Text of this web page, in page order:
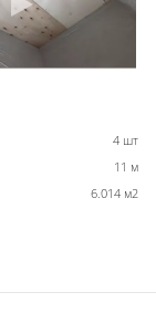
4 шт
11 м
6.014 м2